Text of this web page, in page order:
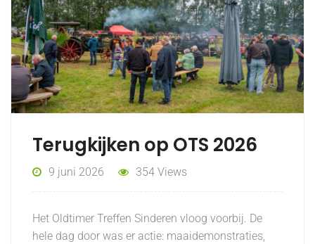
Terugkijken op OTS 2026
9 juni 2026 354 Views
Het Oldtimer Treffen Sinderen vloog voorbij. De
hele dag door was er actie: maaidemonstraties,